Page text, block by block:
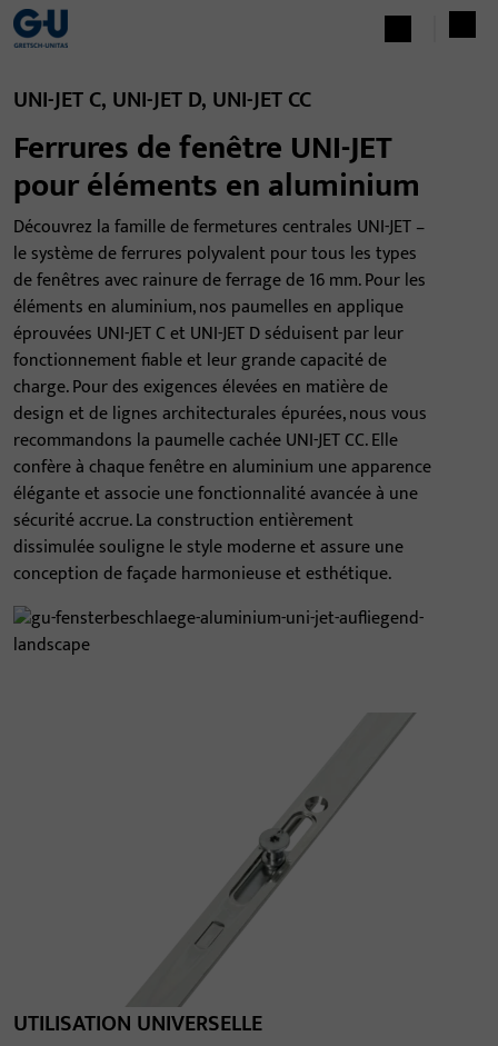
UNI-JET C, UNI-JET D, UNI-JET CC
Ferrures de fenêtre UNI-JET
pour éléments en aluminium
Découvrez la famille de fermetures centrales UNI-JET –
le système de ferrures polyvalent pour tous les types
de fenêtres avec rainure de ferrage de 16 mm. Pour les
éléments en aluminium, nos paumelles en applique
éprouvées UNI-JET C et UNI-JET D séduisent par leur
fonctionnement fiable et leur grande capacité de
charge. Pour des exigences élevées en matière de
design et de lignes architecturales épurées, nous vous
recommandons la paumelle cachée UNI-JET CC. Elle
confère à chaque fenêtre en aluminium une apparence
élégante et associe une fonctionnalité avancée à une
sécurité accrue. La construction entièrement
dissimulée souligne le style moderne et assure une
conception de façade harmonieuse et esthétique.
UTILISATION UNIVERSELLE